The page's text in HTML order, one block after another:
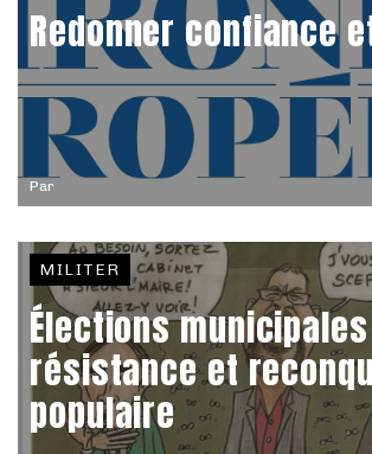
Par
Redonner confiance
MILITER
Élections
résistance et
populaire